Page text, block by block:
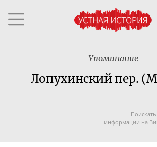
Упоминание
Лопухинский пер.
информации на